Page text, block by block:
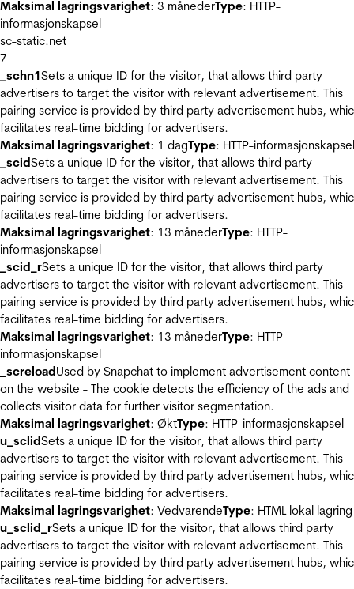
Maksimal lagringsvarighet: 3 månederType: HTTP-
informasjonskapsel
sc-static.net
7
_schn1Sets a unique ID for the visitor, that allows third party
advertisers to target the visitor with relevant advertisement. This
pairing service is provided by third party advertisement hubs,
facilitates real-time bidding for advertisers.
Maksimal lagringsvarighet: 1 dagType: HTTP-informasjonskapsel
_scidSets a unique ID for the visitor, that allows third party
advertisers to target the visitor with relevant advertisement. This
pairing service is provided by third party advertisement hubs,
facilitates real-time bidding for advertisers.
Maksimal lagringsvarighet: 13 månederType: HTTP-
informasjonskapsel
_scid_rSets a unique ID for the visitor, that allows third party
advertisers to target the visitor with relevant advertisement. This
pairing service is provided by third party advertisement hubs,
facilitates real-time bidding for advertisers.
Maksimal lagringsvarighet: 13 månederType: HTTP-
informasjonskapsel
_screloadUsed by Snapchat to implement advertisement content
on the website - The cookie detects the efficiency of the ads and
collects visitor data for further visitor segmentation.
Maksimal lagringsvarighet: ØktType: HTTP-informasjonskapsel
u_sclidSets a unique ID for the visitor, that allows third party
advertisers to target the visitor with relevant advertisement. This
pairing service is provided by third party advertisement hubs,
facilitates real-time bidding for advertisers.
Maksimal lagringsvarighet: VedvarendeType: HTML lokal lagring
u_sclid_rSets a unique ID for the visitor, that allows third party
advertisers to target the visitor with relevant advertisement. This
pairing service is provided by third party advertisement hubs,
facilitates real-time bidding for advertisers.